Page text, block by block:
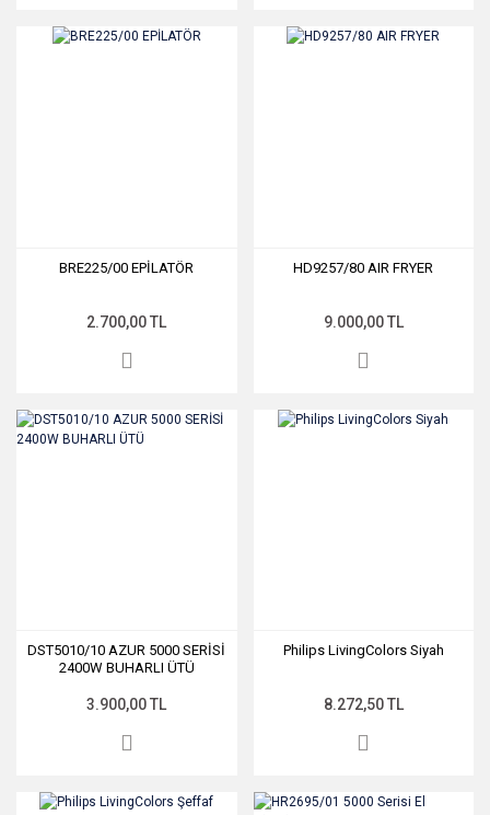
BRE225/00 EPİLATÖR
2.700,00 TL
HD9257/80 AIR FRYER
9.000,00 TL
DST5010/10 AZUR 5000 SERİSİ
2400W BUHARLI ÜTÜ
3.900,00 TL
Philips LivingColors Siyah
8.272,50 TL